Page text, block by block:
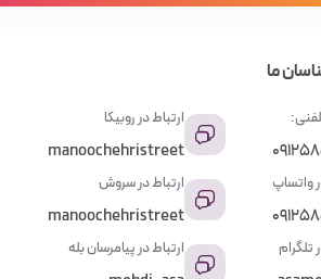
ما
واتساپ
تلگرام
ارتباط در روبیکا
manoochehristreet
ارتباط در سروش
manoochehristreet
ارتباط در پیامرسان بله